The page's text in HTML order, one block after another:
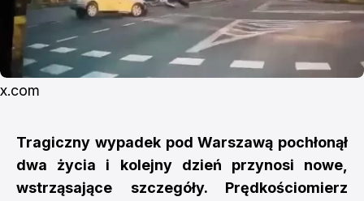
x.com
Tragiczny wypadek pod Warszawą pochłonął
dwa życia i kolejny dzień przynosi nowe,
wstrząsające szczegóły. Prędkościomierz